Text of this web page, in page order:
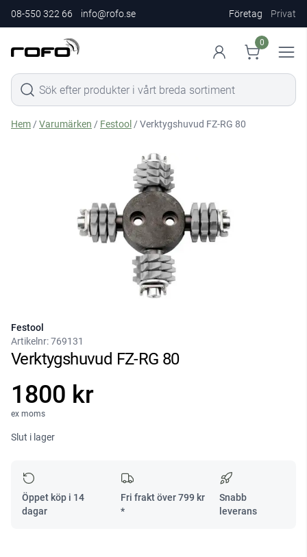
08-550 322 66 info@rofo.se Företag Privat
0
Hem /Varumärken / Festool / Verktygshuvud FZ-RG 80
Festool
Artikelnr:769131
Verktygshuvud FZ-RG 80
1800 kr
ex moms
Slut i lager
Öppet köp i 14
dagar
Fri frakt över799 kr
*
Snabb
leverans